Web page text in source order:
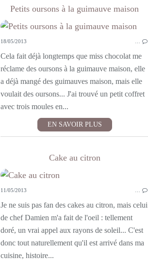
SAVEURS D'AILLEURS
Petits oursons à la guimauve maison
18/05/2013
Cela fait déjà longtemps que miss chocolat me
réclame des oursons à la guimauve maison, elle
a déjà mangé des guimauves maison, mais elle
voulait des oursons... J'ai trouvé un petit coffret
avec trois moules en...
EN SAVOIR PLUS
Cake au citron
11/05/2013
Je ne suis pas fan des cakes au citron, mais celui
de chef Damien m'a fait de l'oeil : tellement
doré, un vrai appel aux rayons de soleil... C'est
donc tout naturellement qu'il est arrivé dans ma
cuisine, histoire...